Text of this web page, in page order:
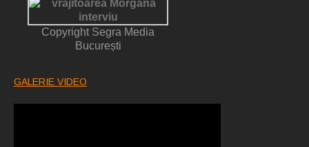
Copyright Segra Media
București
GALERIE VIDEO